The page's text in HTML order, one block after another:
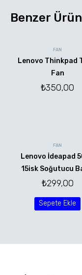
Benzer
FAN
Lenovo Thinkpad
Fan
₺350,00
FAN
Lenovo İdeapad
15isk Soğutucu
₺299,00
Sepete Ekle